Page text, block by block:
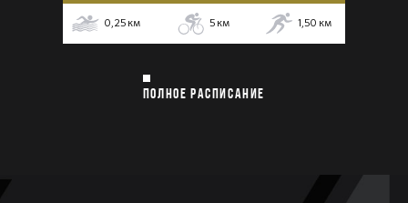
0,25 км 5 км 1,50 км
ПОЛНОЕ РАСПИСАНИЕ